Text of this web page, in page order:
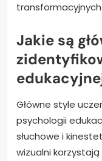
Jakie są
Główne style
psychologii
słuchowe i
wizualni